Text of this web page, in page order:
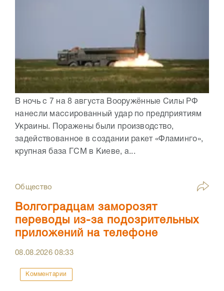
В ночь с 7 на 8 августа Вооружённые Силы РФ
нанесли массированный удар по предприятиям
Украины. Поражены были производство,
задействованное в создании ракет «Фламинго»,
крупная база ГСМ в Киеве, а...
Общество
Волгоградцам заморозят
переводы из-за подозрительных
приложений на телефоне
08.08.202608:33
Комментарии